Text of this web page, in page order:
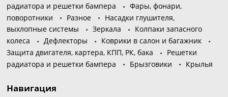
радиатора и решетки бампера
Фары, фонари,
поворотники
Разное
Насадки глушителя,
выхлопные системы
Зеркала
Колпаки запасного
колеса
Дефлекторы
Коврики в салон и багажник
Защита двигателя, картера, КПП, РК, бака
Решетки
радиатора и решетки бампера
Брызговики Крылья
Навигация